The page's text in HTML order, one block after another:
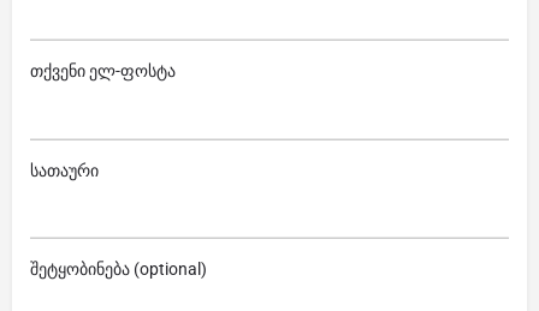
თქვენი ელ-ფოსტა
სათაური
შეტყობინება (optional)